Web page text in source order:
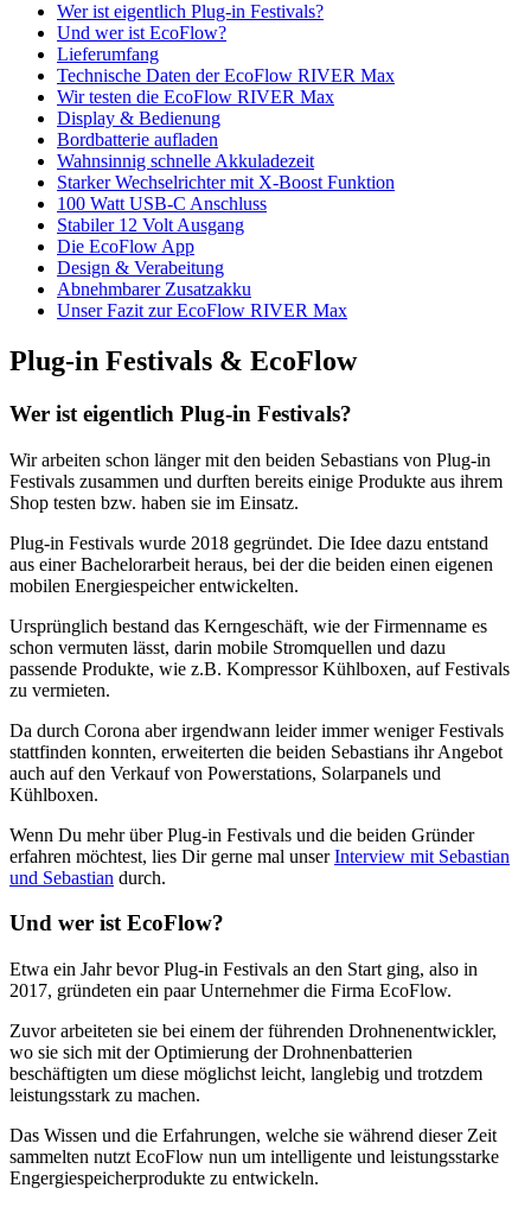
Wer ist eigentlich Plug-in Festivals?
Und wer ist EcoFlow?
Lieferumfang
Technische Daten der EcoFlow RIVER Max
Wir testen die EcoFlow RIVER Max
Display & Bedienung
Bordbatterie aufladen
Wahnsinnig schnelle Akkuladezeit
Starker Wechselrichter mit X-Boost Funktion
100 Watt USB-C Anschluss
Stabiler 12 Volt Ausgang
Die EcoFlow App
Design & Verabeitung
Abnehmbarer Zusatzakku
Unser Fazit zur EcoFlow RIVER Max
Plug-in Festivals & EcoFlow
Wer ist eigentlich Plug-in Festivals?
Wir arbeiten schon länger mit den beiden Sebastians von Plug-in
Festivals zusammen und durften bereits einige Produkte aus ihrem
Shop testen bzw. haben sie im Einsatz.
Plug-in Festivals wurde 2018 gegründet. Die Idee dazu entstand
aus einer Bachelorarbeit heraus, bei der die beiden einen eigenen
mobilen Energiespeicher entwickelten.
Ursprünglich bestand das Kerngeschäft, wie der Firmenname es
schon vermuten lässt, darin mobile Stromquellen und dazu
passende Produkte, wie z.B. Kompressor Kühlboxen, auf Festivals
zu vermieten.
Da durch Corona aber irgendwann leider immer weniger Festivals
stattfinden konnten, erweiterten die beiden Sebastians ihr Angebot
auch auf den Verkauf von Powerstations, Solarpanels und
Kühlboxen.
Wenn Du mehr über Plug-in Festivals und die beiden Gründer
erfahren möchtest, lies Dir gerne mal unserInterview mit Sebastian
und Sebastian durch.
Und wer ist EcoFlow?
Etwa ein Jahr bevor Plug-in Festivals an den Start ging, also in
2017, gründeten ein paar Unternehmer die Firma EcoFlow.
Zuvor arbeiteten sie bei einem der führenden Drohnenentwickler,
wo sie sich mit der Optimierung der Drohnenbatterien
beschäftigten um diese möglichst leicht, langlebig und trotzdem
leistungsstark zu machen.
Das Wissen und die Erfahrungen, welche sie während dieser Zeit
sammelten nutzt EcoFlow nun um intelligente und leistungsstarke
Engergiespeicherprodukte zu entwickeln.